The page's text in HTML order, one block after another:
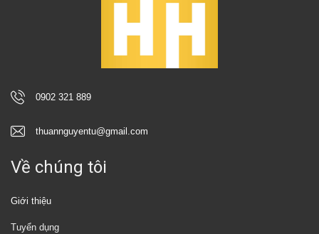
0902 321 889
thuannguyentu@gmail.com
Về chúng tôi
Giới thiệu
Tuyển dụng